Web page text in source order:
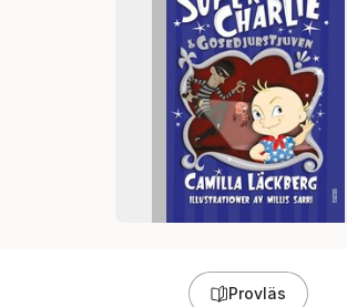
Provläs